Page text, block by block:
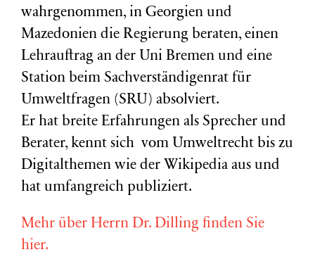
wahrgenommen, in Georgien und
Mazedonien die Regierung beraten, einen
Lehrauftrag an der Uni Bremen und eine
Station beim Sachverständigenrat für
Umweltfragen (SRU) absolviert.
Er hat breite Erfahrungen als Sprecher und
Berater, kennt sich vom Umweltrecht bis zu
Digitalthemen wie der Wikipedia aus und
hat umfangreich publiziert.
Mehr über Herrn Dr. Dilling finden Sie
hier.